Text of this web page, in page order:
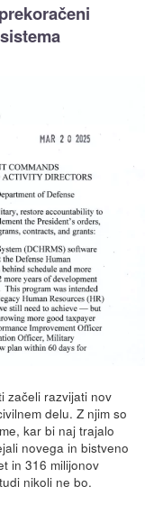
začeli razvijati nov
delu. Z njim so
kar bi naj trajalo
novega in bistveno
in 316 milijonov
nikoli ne bo.